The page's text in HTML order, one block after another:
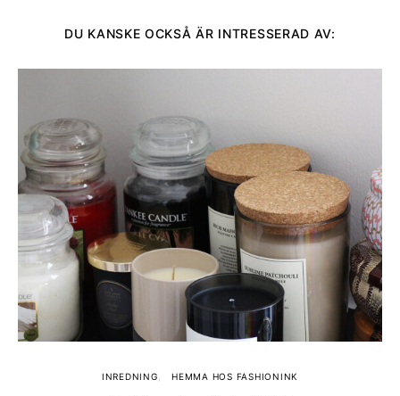
DU KANSKE OCKSÅ ÄR INTRESSERAD AV:
INREDNING HEMMA HOS FASHIONINK